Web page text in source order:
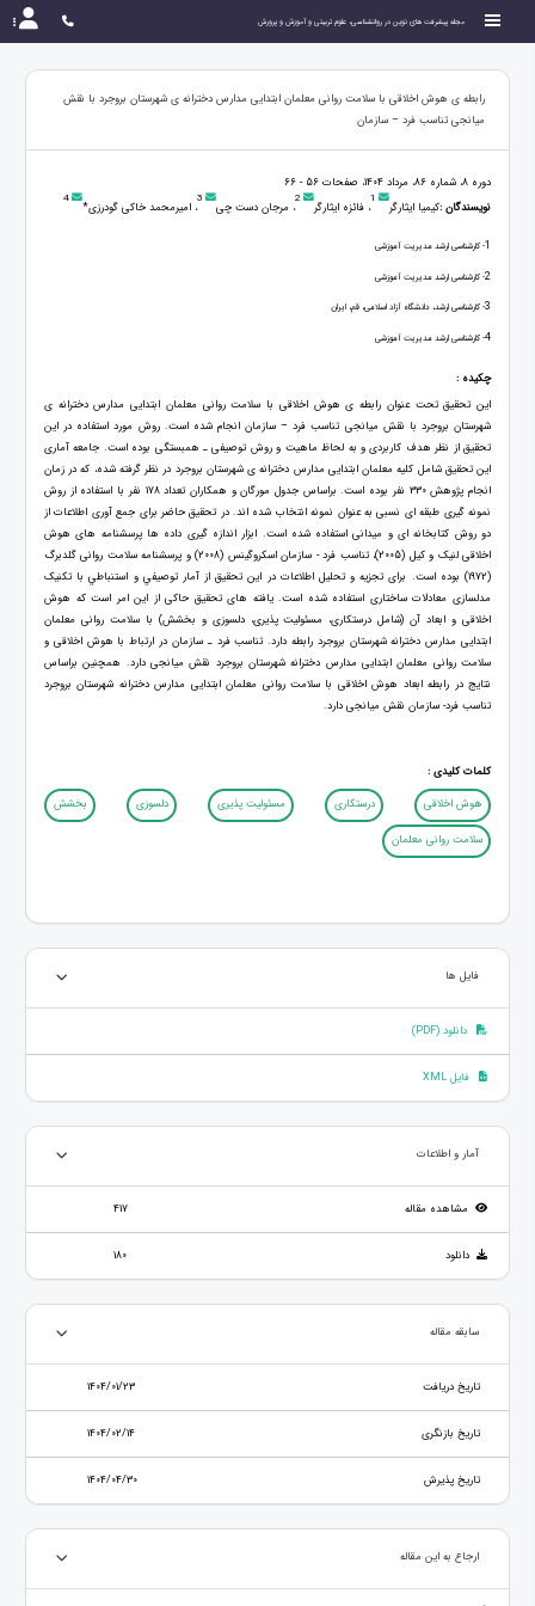
مجله پیشرفت های نوین در روانشناسی، علوم تربیتی و آموزش و پرورش
رابطه ی هوش اخلاقی با سلامت روانی معلمان ابتدایی مدارس دخترانه ی شهرستان بروجرد با نقش
میانجی تناسب فرد – سازمان
دوره 8، شماره 86، مرداد 1404، صفحات 56 - 66
نویسندگان :کیمیا ایثارگر 1، فائزه ایثارگر 2، مرجان دست چی 3، امیرمحمد خاکی گودرزی* 4
1- کارشناسی ارشد مدیریت آموزشی
2- کارشناسی ارشد مدیریت آموزشی
3- کارشناسی ارشد، دانشگاه آزاد اسلامی، قم، ایران
4- کارشناسی ارشد مدیریت آموزشی
چکیده :
این تحقیق تحت عنوان رابطه ی هوش اخلاقی با سلامت روانی معلمان ابتدایی مدارس دخترانه ی
شهرستان بروجرد با نقش میانجی تناسب فرد – سازمان انجام شده است. روش مورد استفاده در این
تحقیق از نظر هدف کاربردی و به لحاظ ماهیت و روش توصیفی ـ همبستگی بوده است. جامعه آماری
این تحقیق شامل کلیه معلمان ابتدایی مدارس دخترانه ی شهرستان بروجرد در نظر گرفته شده، که در زمان
انجام پژوهش 330 نفر بوده است. براساس جدول مورگان و همکاران تعداد 178 نفر با استفاده از روش
نمونه گیری طبقه ای نسبی به عنوان نمونه انتخاب شده اند. در تحقیق حاضر برای جمع آوری اطلاعات از
دو روش کتابخانه ای و میدانی استفاده شده است. ابزار اندازه گیری داده ها پرسشنامه های هوش
اخلاقی لنیک و کیل (2005)، تناسب فرد - سازمان اسکروگینس (2008) و پرسشنامه سلامت روانی گلدبرگ
(1972) بوده است. برای تجزیه‌ و تحلیل اطلاعات در این تحقیق از آمار توصيفي و استنباطي با تکنیک
مدلسازی معادلات ساختاری استفاده شده است. یافته های تحقیق حاکی از این امر است که هوش
اخلاقی و ابعاد آن (شامل درستکاری، مسئولیت پذيری، دلسوزی و بخشش) با سلامت روانی معلمان
ابتدایی مدارس دخترانه شهرستان بروجرد رابطه دارد. تناسب فرد ـ سازمان در ارتباط با هوش اخلاقی و
سلامت روانی معلمان ابتدایی مدارس دخترانه شهرستان بروجرد نقش میانجی دارد. همچنین براساس
نتایج در رابطه ابعاد هوش اخلاقی با سلامت روانی معلمان ابتدایی مدارس دخترانه شهرستان بروجرد
تناسب فرد- سازمان نقش میانجی دارد.
کلمات کلیدی :
هوش اخلاقی
درستکاری مسئولیت پذيری دلسوزی بخشش
سلامت روانی معلمان
فایل ها
دانلود (PDF)
فایل XML
آمار و اطلاعات
مشاهده مقاله 417
دانلود 180
سابقه مقاله
تاریخ دریافت 1404/01/23
تاریخ بازنگری 1404/02/14
تاریخ پذیرش 1404/04/30
ارجاع به این مقاله